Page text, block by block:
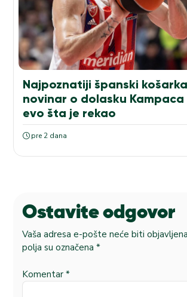
Najpoznatiji španski
novinar o dolasku Kampaca
evo šta je rekao
pre 2 dana
Ostavite odgovor
Vaša adresa e-pošte neće biti
polja su označena *
Komentar *